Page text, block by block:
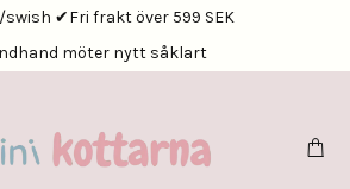
✔Fri frakt över 599 SEK
möter nytt såklart